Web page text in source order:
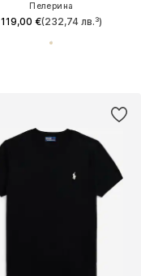
Пелерина
119,00 €(232,74 лв.³)